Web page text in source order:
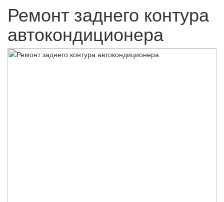
Ремонт заднего контура
автокондиционера